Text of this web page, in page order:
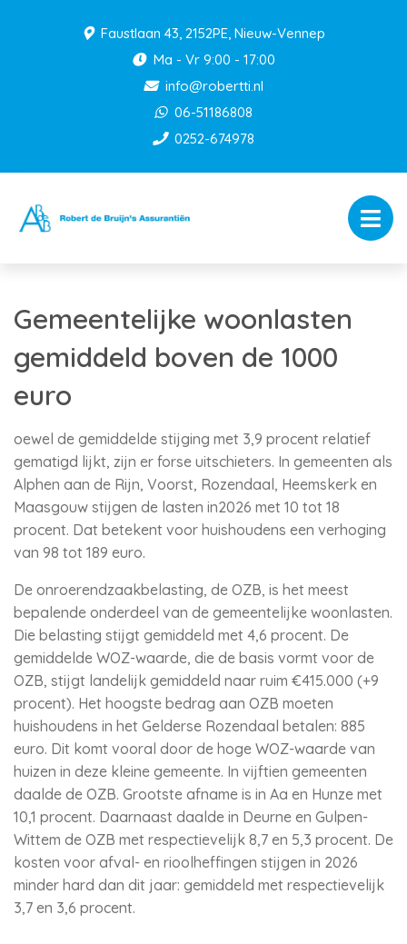
Faustlaan 43, 2152PE, Nieuw-Vennep
Ma - Vr 9:00 - 17:00
info@robertti.nl
06-51186808
0252-674978
Gemeentelijke woonlasten
gemiddeld boven de 1000
euro
oewel de gemiddelde stijging met 3,9 procent relatief
gematigd lijkt, zijn er forse uitschieters. In gemeenten als
Alphen aan de Rijn, Voorst, Rozendaal, Heemskerk en
Maasgouw stijgen de lasten in2026 met 10 tot 18
procent. Dat betekent voor huishoudens een verhoging
van 98 tot 189 euro.
De onroerendzaakbelasting, de OZB, is het meest
bepalende onderdeel van de gemeentelijke woonlasten.
Die belasting stijgt gemiddeld met 4,6 procent. De
gemiddelde WOZ-waarde, die de basis vormt voor de
OZB, stijgt landelijk gemiddeld naar ruim €415.000 (+9
procent). Het hoogste bedrag aan OZB moeten
huishoudens in het Gelderse Rozendaal betalen: 885
euro. Dit komt vooral door de hoge WOZ-waarde van
huizen in deze kleine gemeente. In vijftien gemeenten
daalde de OZB. Grootste afname is in Aa en Hunze met
10,1 procent. Daarnaast daalde in Deurne en Gulpen-
Wittem de OZB met respectievelijk 8,7 en 5,3 procent. De
kosten voor afval- en rioolheffingen stijgen in 2026
minder hard dan dit jaar: gemiddeld met respectievelijk
3,7 en 3,6 procent.